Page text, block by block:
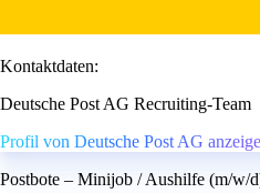
Kontaktdaten:
Deutsche Post AG Recruiting-Team
Profil von Deutsche Post AG
Postbote – Minijob / Aushilfe (m/w/